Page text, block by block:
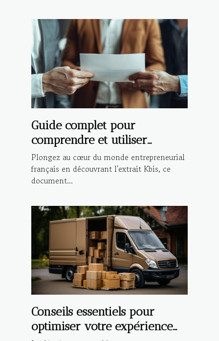
Guide complet pour
comprendre et utiliser
l'extrait Kbis dans les
démarches administratives et
commerciales
Plongez au cœur du monde entrepreneurial
français en découvrant l'extrait Kbis, ce
document...
Conseils essentiels pour
optimiser votre expérience